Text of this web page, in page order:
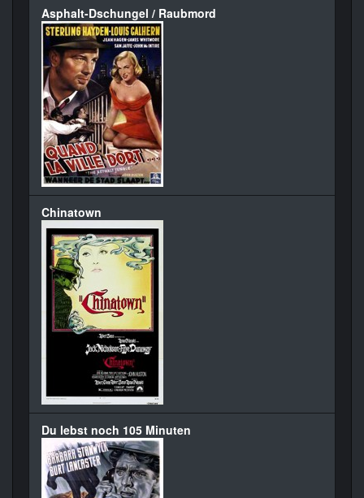
Asphalt-Dschungel / Raubmord
Chinatown
Du lebst noch 105 Minuten